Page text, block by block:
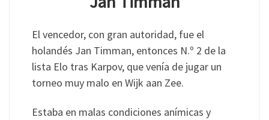
El vencedor, con gran autoridad, fue el
holandés Jan Timman, entonces N.º 2 de la
lista Elo tras Karpov, que venía de jugar un
torneo muy malo en Wijk aan Zee.
Estaba en malas condiciones anímicas y